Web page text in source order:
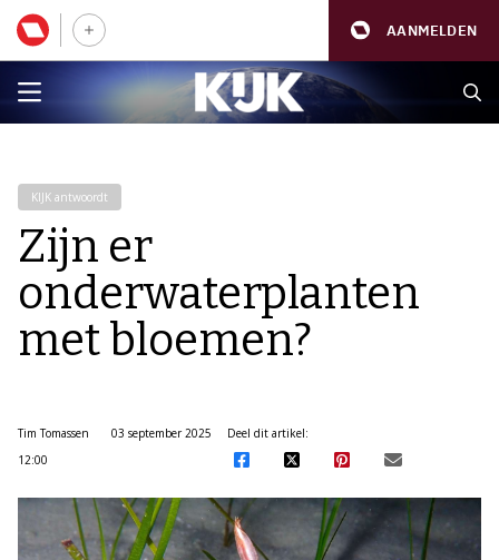
AANMELDEN
KIJK antwoordt
Zijn er
onderwaterplanten
met bloemen?
Tim Tomassen
03 september 2025
12:00
Deel dit artikel: